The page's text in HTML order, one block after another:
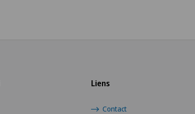
Liens
Contact